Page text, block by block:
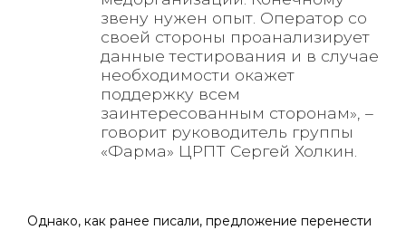
звену нужен опыт. Оператор со
своей стороны проанализирует
данные тестирования и в случае
необходимости окажет
поддержку всем
заинтересованным сторонам», –
говорит руководитель группы
«Фарма» ЦРПТ Сергей Холкин.
Однако, как ранее писали, предложение перенести